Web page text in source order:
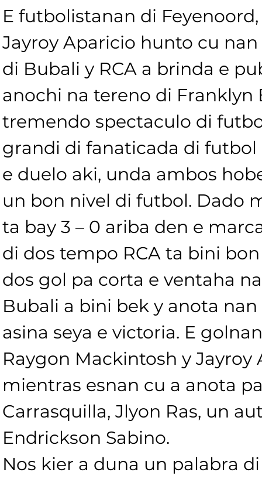
E futbolistanan di
Jayroy Aparicio hunto cu
di Bubali y RCA a brinda e
anochi na tereno di
tremendo spectaculo di
grandi di fanaticada di
e duelo aki, unda ambos
un bon nivel di futbol. Dado
ta bay 3 – 0 ariba den e
di dos tempo RCA ta bini
dos gol pa corta e ventaha
Bubali a bini bek y anota
asina seya e victoria. E
Raygon Mackintosh y Jayroy
mientras esnan cu a anota
Carrasquilla, Jlyon Ras, un
Endrickson Sabino.
Nos kier a duna un palabra